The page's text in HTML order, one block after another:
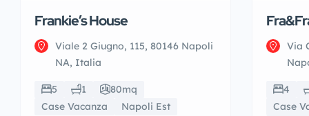
Frankie’s House
Viale 2 Giugno, 115, 80146 Napoli
NA, Italia
5 1
80mq
Case Vacanza
Napoli Est
Via
4
Case